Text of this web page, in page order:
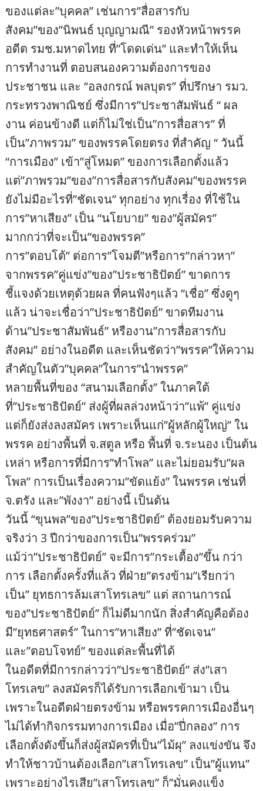
ของแต่ละ”บุคคล” เช่นการ”สื่อสารกับ
สังคม”ของ”นิพนธ์ บุญญามณี” รองหัวหน้าพรรค
อดีต รมช.มหาดไทย ที่”โดดเด่น” และทำให้เห็น
การทำงานที่ ตอบสนองความต้องการของ
ประชาชน และ “อลงกรณ์ พลบุตร” ที่ปรึกษา รมว.
กระทรวงพาณิชย์ ซึ่งมีการ”ประชาสัมพันธ์ “ ผล
งาน ค่อนข้างดี แต่ก็ไม่ใช่เป็น”การสื่อสาร” ที่
เป็น”ภาพรวม” ของพรรคโดยตรง ที่สำคัญ “ วันนี้
“การเมือง” เข้า”สู่โหมด” ของการเลือกตั้งแล้ว
แต่”ภาพรวม”ของ”การสื่อสารกับสังคม”ของพรรค
ยังไม่มีอะไรที่”ชัดเจน” ทุกอย่าง ทุกเรื่อง ที่ใช้ใน
การ”หาเสียง” เป็น “นโยบาย” ของ”ผู้สมัคร”
มากกว่าที่จะเป็น”ของพรรค”
การ”ตอบโต้” ต่อการ”โจมตี”หรือการ”กล่าวหา”
จากพรรค”คู่แข่ง”ของ”ประชาธิปัตย์” ขาดการ
ชี้แจงด้วยเหตุด้วยผล ที่คนฟังๆแล้ว “เชื่อ” ซึ่งดูๆ
แล้ว น่าจะเชื่อว่า”ประชาธิปัตย์” ขาดทีมงาน
ด้าน”ประชาสัมพันธ์” หรืองาน”การสื่อสารกับ
สังคม” อย่างในอดีต และเห็นชัดว่า”พรรค”ให้ความ
สำคัญในตัว”บุคคล”ในการ”นำพรรค”
หลายพื้นที่ของ “สนามเลือกตั้ง” ในภาคใต้
ที่”ประชาธิปัตย์” ส่งผู้ที่ผลล่วงหน้าว่า”แพ้” คู่แข่ง
แต่ก็ยังส่งลงสมัคร เพราะเห็นแก่”ผู้หลักผู้ใหญ่” ใน
พรรค อย่างพื้นที่ จ.สตูล หรือ พื้นที่ จ.ระนอง เป็นต้น
เหล่า หรือการที่มีการ”ทำโพล” และไม่ยอมรับ”ผล
โพล” การเป็นเรื่องความ”ขัดแย้ง” ในพรรค เช่นที่
จ.ตรัง และ”พังงา” อย่างนี้ เป็นต้น
วันนี้ “ขุนพล”ของ”ประชาธิปัตย์” ต้องยอมรับความ
จริงว่า 3 ปีกว่าของการเป็น”พรรคร่วม”
แม้ว่า”ประชาธิปัตย์” จะมีการ”กระเตื้อง”ขึ้น กว่า
การ เลือกตั้งครั้งที่แล้ว ที่ฝ่าย”ตรงข้าม”เรียกว่า
เป็น” ยุทธการล้มเสาโทรเลข” แต่ สถานการณ์
ของ”ประชาธิปัตย์” ก็ไม่ดีมากนัก สิ่งสำคัญคือต้อง
มี”ยุทธศาสตร์” ในการ”หาเสียง” ที่”ชัดเจน”
และ”ตอบโจทย์” ของแต่ละพื้นที่ได้
ในอดีตที่มีการกล่าวว่า”ประชาธิปัตย์” ส่ง”เสา
โทรเลข” ลงสมัครก็ได้รับการเลือกเข้ามา เป็น
เพราะในอดีตฝ่ายตรงข้าม หรือพรรคการเมืองอื่นๆ
ไม่ได้ทำกิจกรรมทางการเมือง เมื่อ”ปี่กลอง” การ
เลือกตั้งดังขึ้นก็ส่งผู้สมัครที่เป็น”ไม้ผุ” ลงแข่งขัน จึง
ทำให้ชาวบ้านต้องเลือก”เสาโทรเลข” เป็น”ผู้แทน”
เพราะอย่างไรเสีย”เสาโทรเลข” ก็”มั่นคงแข็ง